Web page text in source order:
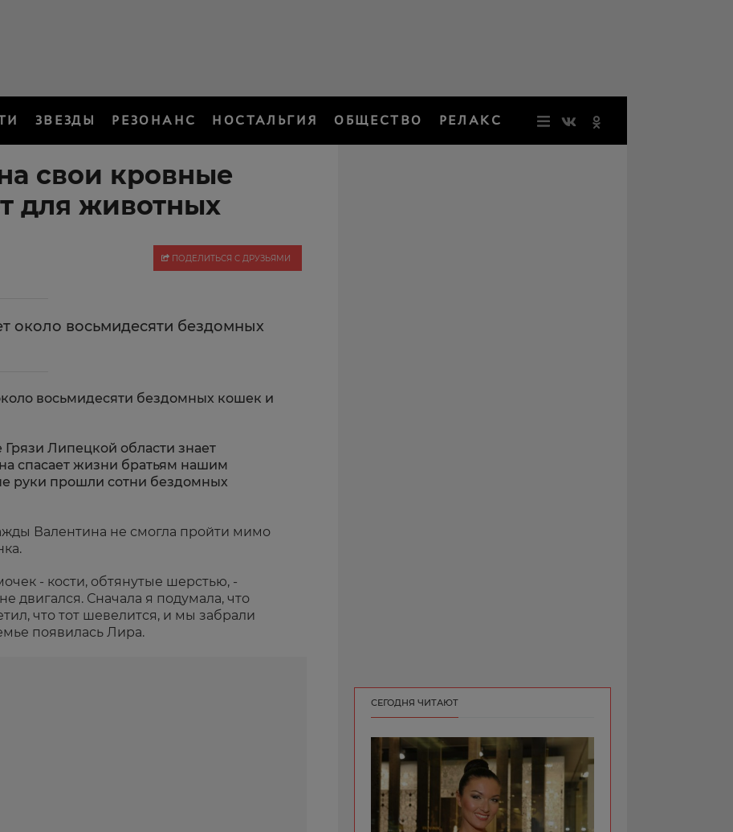
ЗВЕЗДЫ РЕЗОНАНС НОСТАЛЬГИЯ ОБЩЕСТВО РЕЛАКС
свои кровные
для животных
ПОДЕЛИТЬСЯ С ДРУЗЬЯМИ
около восьмидесяти бездомных
восьмидесяти бездомных кошек и
Липецкой области знает
спасает жизни братьям нашим
руки прошли сотни бездомных
Валентина не смогла пройти мимо
- кости, обтянутые шерстью, -
двигался. Сначала я подумала, что
что тот шевелится, и мы забрали
появилась Лира.
СЕГОДНЯ ЧИТАЮТ